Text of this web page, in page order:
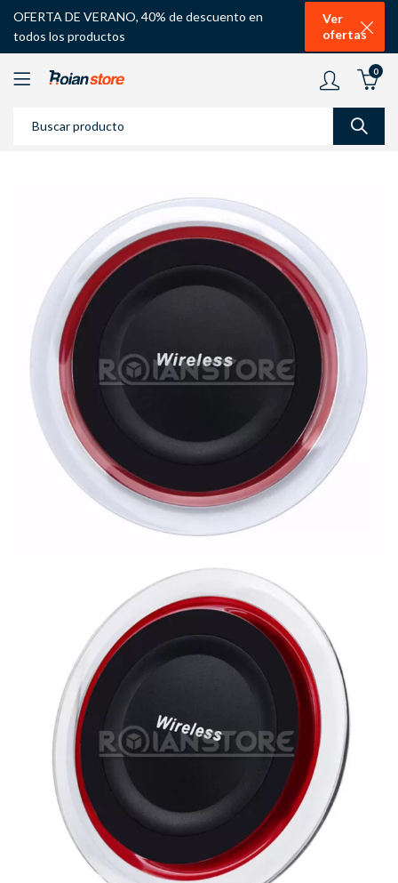
OFERTA DE VERANO, 40% de descuento en
todos los productos
Ver
ofertas
0